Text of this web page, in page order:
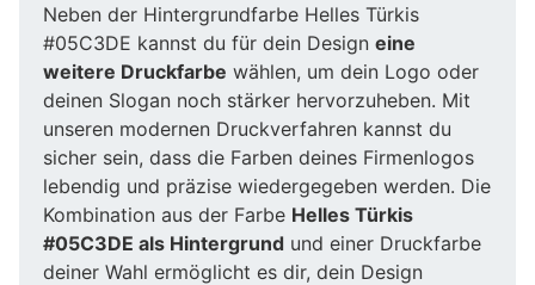
Neben der Hintergrundfarbe Helles Türkis
#05C3DE kannst du für dein Design eine
weitere Druckfarbe wählen, um dein Logo oder
deinen Slogan noch stärker hervorzuheben. Mit
unseren modernen Druckverfahren kannst du
sicher sein, dass die Farben deines Firmenlogos
lebendig und präzise wiedergegeben werden. Die
Kombination aus der Farbe Helles Türkis
#05C3DE als Hintergrund und einer Druckfarbe
deiner Wahl ermöglicht es dir, dein Design